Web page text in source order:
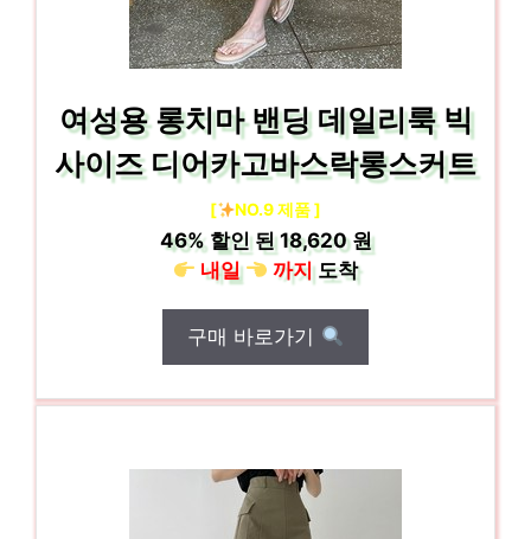
여성용 롱치마 밴딩 데일리룩 빅
사이즈 디어카고바스락롱스커트
[ NO.9 제품 ]
46%할인 된18,620 원
내일
까지도착
구매 바로가기